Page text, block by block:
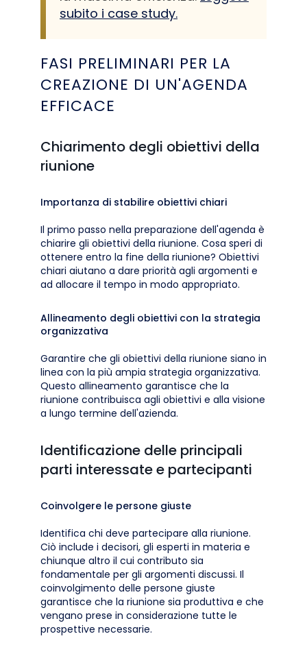
subito i case study.
FASI PRELIMINARI PER LA
CREAZIONE DI UN'AGENDA
EFFICACE
Chiarimento degli obiettivi della
riunione
Importanza di stabilire obiettivi chiari
Il primo passo nella preparazione dell'agenda è
chiarire gli obiettivi della riunione. Cosa speri di
ottenere entro la fine della riunione? Obiettivi
chiari aiutano a dare priorità agli argomenti e
ad allocare il tempo in modo appropriato.
Allineamento degli obiettivi con la strategia
organizzativa
Garantire che gli obiettivi della riunione siano in
linea con la più ampia strategia organizzativa.
Questo allineamento garantisce che la
riunione contribuisca agli obiettivi e alla visione
a lungo termine dell'azienda.
Identificazione delle principali
parti interessate e partecipanti
Coinvolgere le persone giuste
Identifica chi deve partecipare alla riunione.
Ciò include i decisori, gli esperti in materia e
chiunque altro il cui contributo sia
fondamentale per gli argomenti discussi. Il
coinvolgimento delle persone giuste
garantisce che la riunione sia produttiva e che
vengano prese in considerazione tutte le
prospettive necessarie.